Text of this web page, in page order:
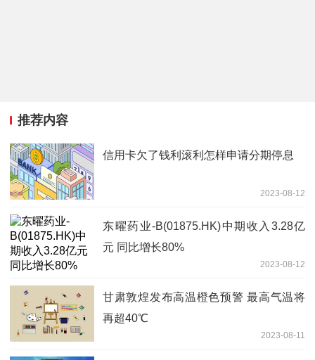
推荐内容
信用卡欠了钱利滚利怎样申请分期停息
2023-08-12
东曜药业-B(01875.HK)中期收入3.28亿
元 同比增长80%
2023-08-12
甘肃敦煌发布高温橙色预警 最高气温将
再超40℃
2023-08-11